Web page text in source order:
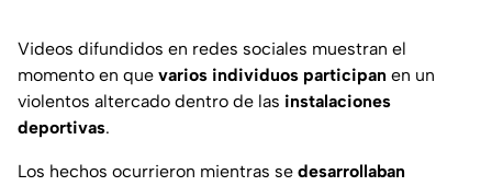
Videos difundidos en redes sociales muestran el
momento en que varios individuos participan en un
violentos altercado dentro de las instalaciones
deportivas.
Los hechos ocurrieron mientras se desarrollaban